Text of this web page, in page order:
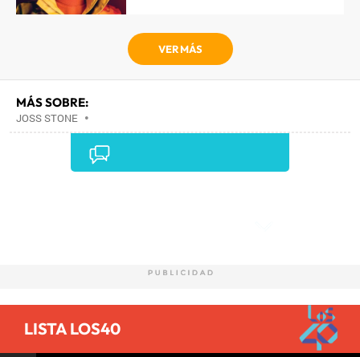
VER MÁS
MÁS SOBRE:
JOSS STONE •
LISTA LOS40